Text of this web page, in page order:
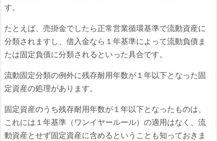
す。
たとえば、売掛金でしたら正常営業循環基準で流動資産に
分類されますし、借入金なら１年基準によって流動負債ま
たは固定負債に分類されるといった具合です。
流動固定分類の例外に残存耐用年数が１年以下となった固
定資産の処理があります。
固定資産のうち残存耐用年数が１年以下となったものは、
これには１年基準（ワンイヤールール）の適用はなく、流
動資産とせず固定資産に含めるということも知っておきま